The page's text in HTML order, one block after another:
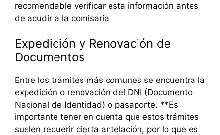
recomendable verificar esta información antes
de acudir a la comisaría.
Expedición y Renovación de
Documentos
Entre los trámites más comunes se encuentra la
expedición o renovación del DNI (Documento
Nacional de Identidad) o pasaporte. **Es
importante tener en cuenta que estos trámites
suelen requerir cierta antelación, por lo que es